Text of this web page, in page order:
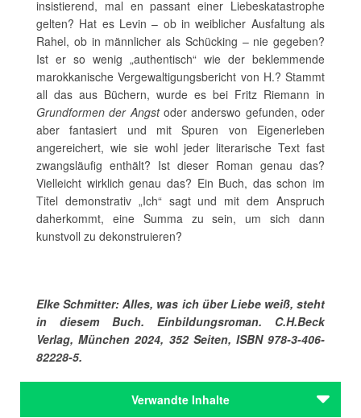
insistierend, mal en passant einer Liebeskatastrophe
gelten? Hat es Levin – ob in weiblicher Ausfaltung als
Rahel, ob in männlicher als Schücking – nie gegeben?
Ist er so wenig „authentisch“ wie der beklemmende
marokkanische Vergewaltigungsbericht von H.? Stammt
all das aus Büchern, wurde es bei Fritz Riemann in
Grundformen der Angstoder anderswo gefunden, oder
aber fantasiert und mit Spuren von Eigenerleben
angereichert, wie sie wohl jeder literarische Text fast
zwangsläufig enthält? Ist dieser Roman genau das?
Vielleicht wirklich genau das? Ein Buch, das schon im
Titel demonstrativ „Ich“ sagt und mit dem Anspruch
daherkommt, eine Summa zu sein, um sich dann
kunstvoll zu dekonstruieren?
Elke Schmitter: Alles, was ich über Liebe weiß, steht
in diesem Buch. Einbildungsroman. C.H.Beck
Verlag, München 2024, 352 Seiten, ISBN 978-3-406-
82228-5.
Verwandte Inhalte